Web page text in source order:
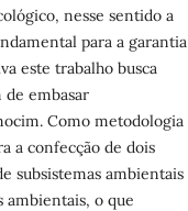
nesse sentido a
para a garantia
este trabalho busca
embasar
Como metodologia
a confecção de dois
subsistemas ambientais
ambientais, o que